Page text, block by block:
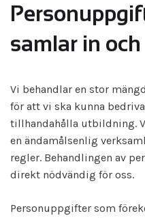
samlar in
Vi behandlar en stor
för att vi ska kunna
tillhandahålla utbildning.
en ändamålsenlig
regler. Behandlingen av
direkt nödvändig för oss.
Personuppgifter som